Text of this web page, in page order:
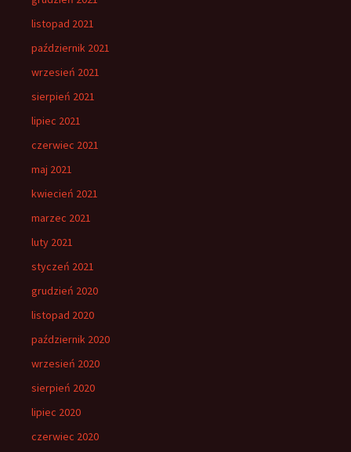
listopad 2021
październik 2021
wrzesień 2021
sierpień 2021
lipiec 2021
czerwiec 2021
maj 2021
kwiecień 2021
marzec 2021
luty 2021
styczeń 2021
grudzień 2020
listopad 2020
październik 2020
wrzesień 2020
sierpień 2020
lipiec 2020
czerwiec 2020